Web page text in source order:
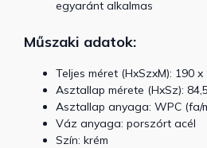
egyaránt alkalmas
Műszaki adatok:
Teljes méret (HxSzxM): 190 x
Asztallap mérete (HxSz):
Asztallap anyaga: WPC (fa/
Váz anyaga: porszórt acél
Szín: krém